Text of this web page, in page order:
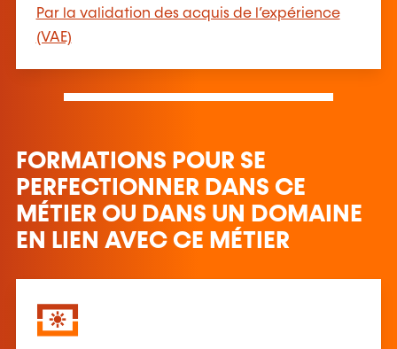
Par la validation des acquis de l’expérience
(VAE)
FORMATIONS POUR SE
PERFECTIONNER DANS CE
MÉTIER OU DANS UN DOMAINE
EN LIEN AVEC CE MÉTIER